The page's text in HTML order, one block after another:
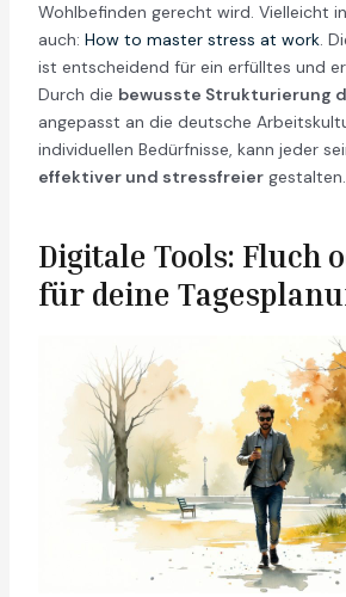
Wohlbefinden gerecht wird. Vielleicht
auch: How to master stress at work.
ist entscheidend für ein erfülltes und
Durch die bewusste Strukturierung
angepasst an die deutsche
individuellen Bedürfnisse, kann jeder
effektiver und stressfreiergestalten.
Digitale Tools: Fluch
für deine